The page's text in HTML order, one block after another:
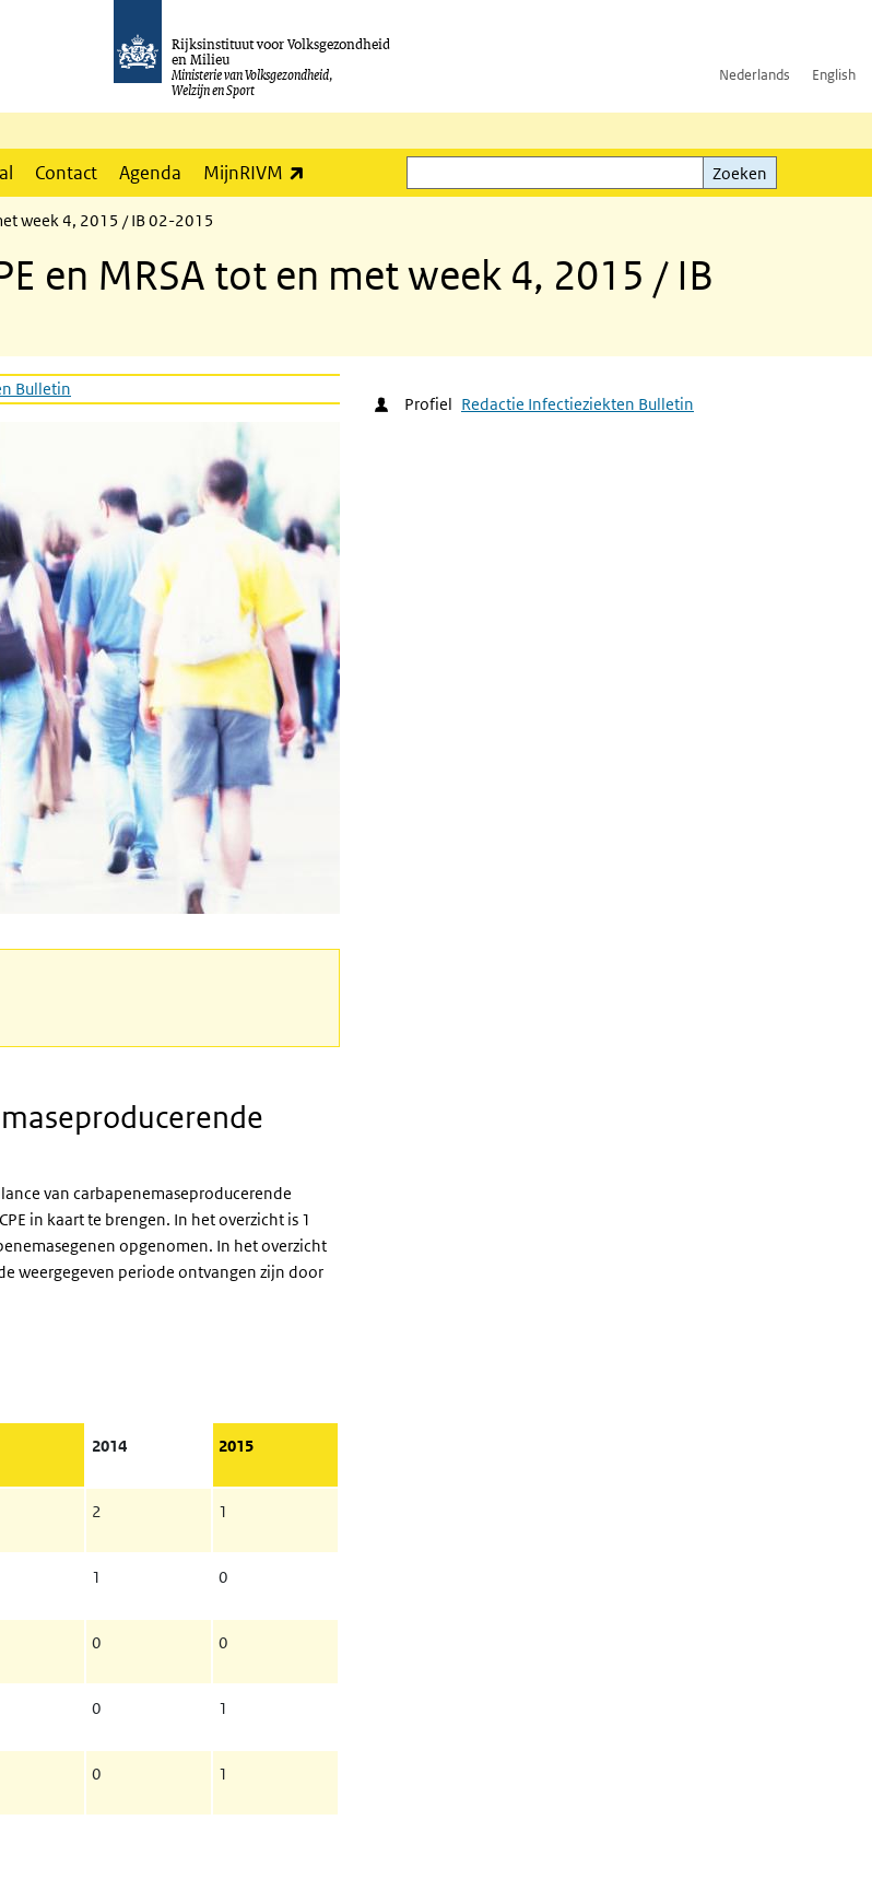
Rijksinstituut voor Volksgezondheid
en Milieu
Ministerie van Volksgezondheid,
Welzijn en Sport
Nederlands English
Contact Agenda MijnRIVM
Zoeken
Zoeken
week 4, 2015 / IB 02-2015
en MRSA tot en met week 4, 2015 / IB
Bulletin
van carbapenemaseproducerende
CPE in kaart te brengen. In het overzicht is 1
opgenomen. In het overzicht
weergegeven periode ontvangen zijn door
2014 2015
2 1
1 0
0 0
0 1
0 1
Profiel Redactie Infectieziekten Bulletin